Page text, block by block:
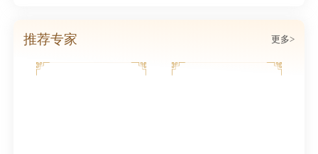
推荐专家 更多>